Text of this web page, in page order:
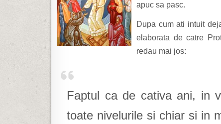
apuc sa pasc.
Dupa cum ati intuit
elaborata de catre
redau mai jos:
Faptul ca de cativa ani, in
toate nivelurile si chiar si in